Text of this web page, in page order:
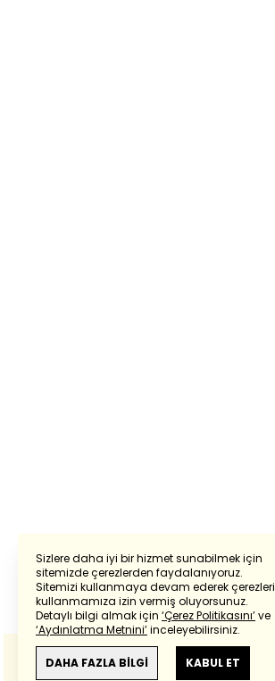
Sizlere daha iyi bir hizmet sunabilmek için
sitemizde çerezlerden faydalanıyoruz.
Sitemizi kullanmaya devam ederek çerezleri
kullanmamıza izin vermiş oluyorsunuz.
Detaylı bilgi almak için ‘Çerez Politikasını’ve
‘Aydınlatma Metnini’inceleyebilirsiniz.
DAHA FAZLA BİLGİ KABUL ET
Powered by Translate
Bu çevirideGoogle Transletekullanılmıştır.
Anlam ve çeviri hatalarından
haberturk.com
sorumlu değildir.